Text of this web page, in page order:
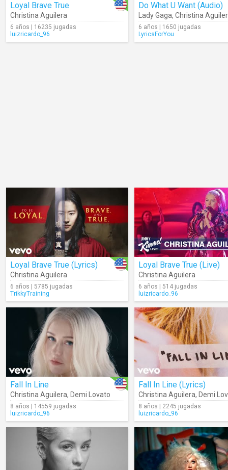
Loyal Brave True
Christina Aguilera
6 años | 16235 jugadas
luizricardo_96
Do What U Want (Audio)
Lady Gaga, Christina
6 años | 1650 jugadas
LyricsForYou
Loyal Brave True (Lyrics)
Christina Aguilera
6 años | 5785 jugadas
TrikkyTraining
Loyal Brave True (Live)
Christina Aguilera
6 años | 514 jugadas
luizricardo_96
Fall In Line
Christina Aguilera, Demi Lovato
8 años | 14559 jugadas
luizricardo_96
Fall In Line (Lyrics)
Christina Aguilera, Demi
8 años | 2245 jugadas
luizricardo_96